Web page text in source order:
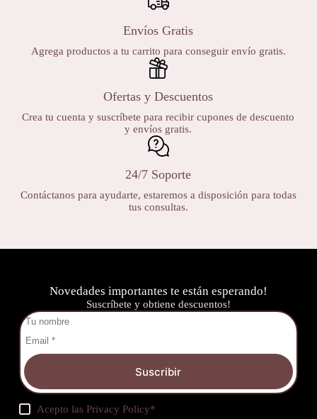
Envíos Gratis
Agrega productos a tu carrito para conseguir envío gratis.
Ofertas y Descuentos
Crea tu cuenta y suscríbete para recibir cupones de descuento
y envíos gratis.
24/7 Soporte
Contáctanos para ayudarte, estaremos a disposición para todas
tus consultas.
Novedades importantes te están esperando!
Suscríbete y obtiene descuentos!
Suscribir
Acepto lasPrivacy Policy*